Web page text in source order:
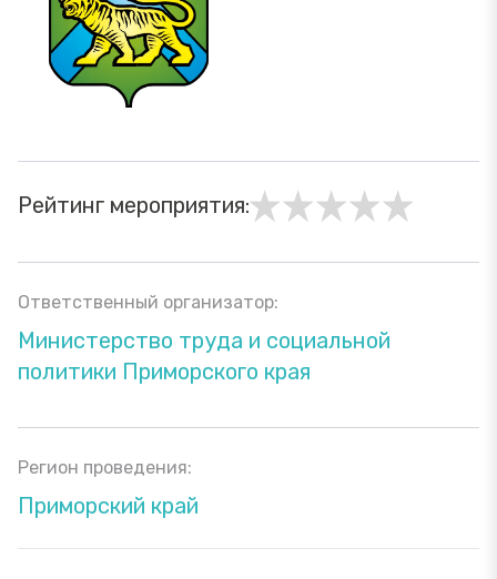
Рейтинг мероприятия:
Ответственный организатор:
Министерство труда и социальной
политики Приморского края
Регион проведения:
Приморский край